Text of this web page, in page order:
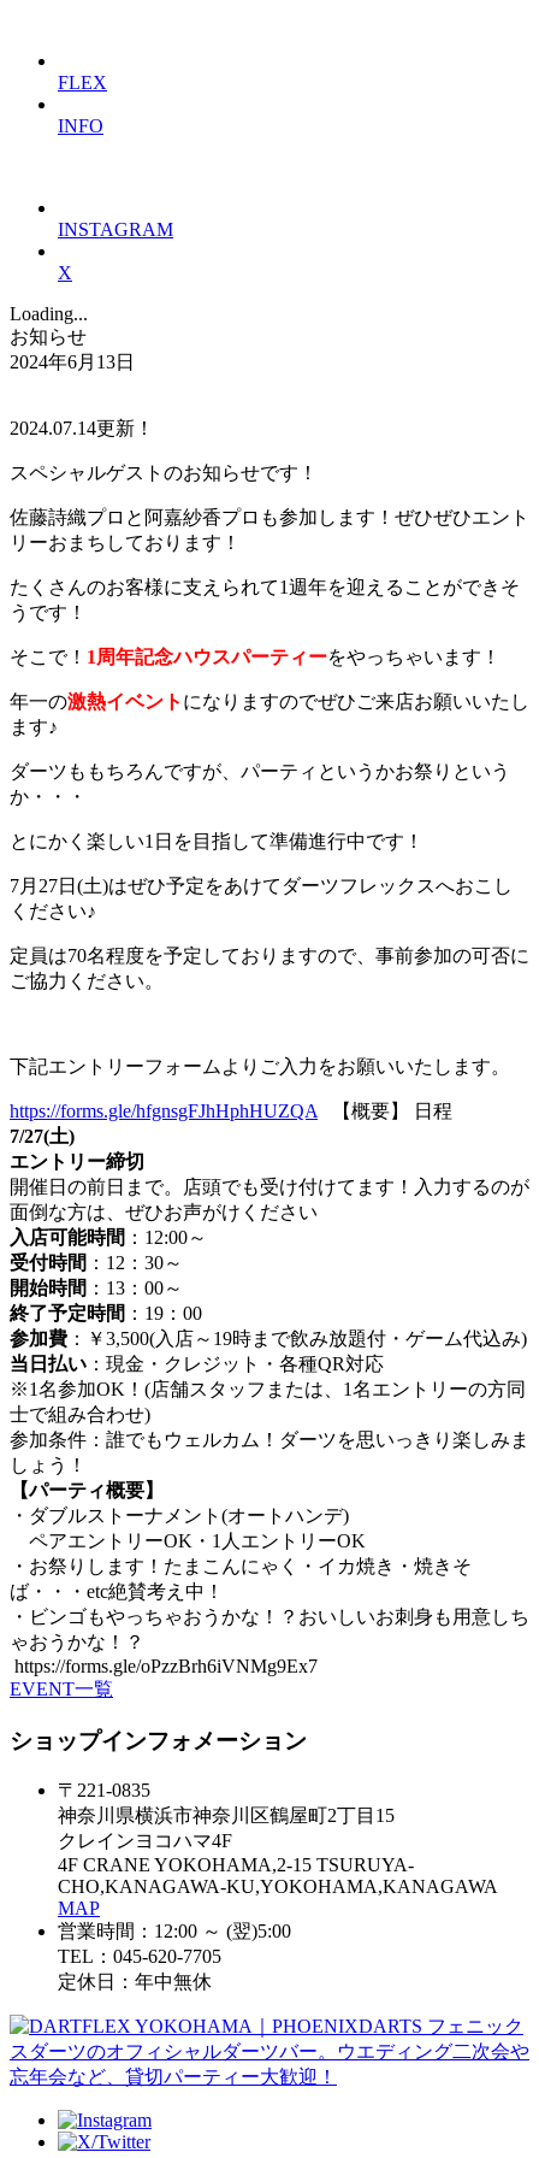
FLEX
INFO
INSTAGRAM
X
Loading...
お知らせ
2024年6月13日
2024.07.14更新！
スペシャルゲストのお知らせです！
佐藤詩織プロと阿嘉紗香プロも参加します！ぜひぜひエント
リーおまちしております！
たくさんのお客様に支えられて1週年を迎えることができそ
うです！
そこで！ 1周年記念ハウスパーティーをやっちゃいます！
年一の激熱イベント になりますのでぜひご来店お願いいたし
ます♪
ダーツももちろんですが、パーティというかお祭りという
か・・・
とにかく楽しい1日を目指して準備進行中です！
7月27日(土)はぜひ予定をあけてダーツフレックスへおこし
ください♪
定員は70名程度を予定しておりますので、事前参加の可否に
ご協力ください。
下記エントリーフォームよりご入力をお願いいたします。
https://forms.gle/hfgnsgFJhHphHUZQA 【概要】 日程
7/27(土)
エントリー締切
開催日の前日まで。店頭でも受け付けてます！入力するのが
面倒な方は、ぜひお声がけください
入店可能時間 ：12:00～
受付時間 ：12：30～
開始時間 ：13：00～
終了予定時間 ：19：00
参加費 ：￥3,500(入店～19時まで飲み放題付・ゲーム代込み)
当日払い ：現金・クレジット・各種QR対応
※1名参加OK！(店舗スタッフまたは、1名エントリーの方同
士で組み合わせ)
参加条件：誰でもウェルカム！ダーツを思いっきり楽しみま
しょう！
【パーティ概要】
・ダブルストーナメント(オートハンデ)
ペアエントリーOK・1人エントリーOK
・お祭りします！たまこんにゃく・イカ焼き・焼きそ
ば・・・etc絶賛考え中！
・ビンゴもやっちゃおうかな！？おいしいお刺身も用意しち
ゃおうかな！？
https://forms.gle/oPzzBrh6iVNMg9Ex7
EVENT一覧
ショップインフォメーション
〒221-0835
神奈川県横浜市神奈川区鶴屋町2丁目15
クレインヨコハマ4F
4F CRANE YOKOHAMA,2-15 TSURUYA-
CHO,KANAGAWA-KU,YOKOHAMA,KANAGAWA
MAP
営業時間：12:00 ～ (翌)5:00
TEL：045-620-7705
定休日：年中無休